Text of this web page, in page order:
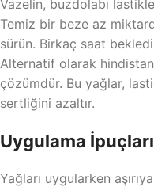
Vazelin, buzdolabı
Temiz bir beze az
sürün. Birkaç saat
Alternatif olarak
çözümdür. Bu yağlar,
sertliğini azaltır.
Uygulama
Yağları uygularken